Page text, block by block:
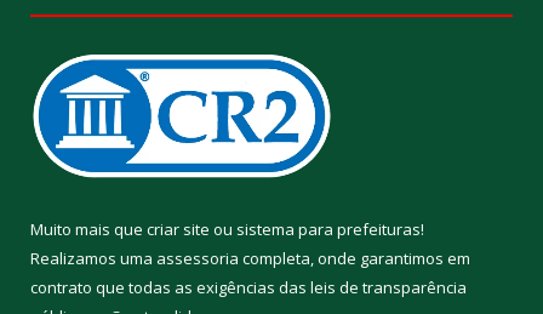
Muito mais que criar site ou sistema para prefeituras!
Realizamos uma assessoria completa, onde garantimos em
contrato que todas as exigências das leis de transparência